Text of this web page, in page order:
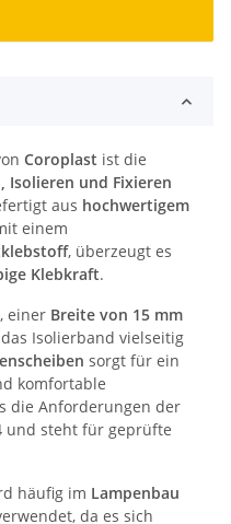
Coroplast ist die
Isolieren und Fixieren
aus hochwertigem
einem
, überzeugt es
Klebkraft.
, einer Breite von 15 mm
Isolierband vielseitig
sorgt für ein
komfortable
die Anforderungen der
und steht für geprüfte
häufig im Lampenbau
da es sich